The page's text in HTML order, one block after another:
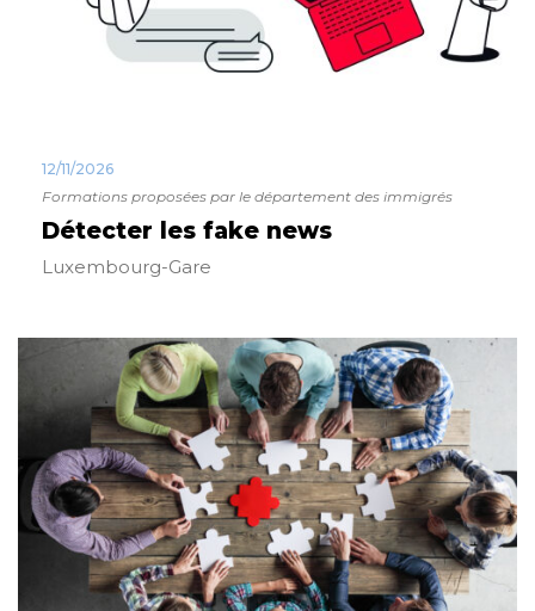
12/11/2026
Formations proposées par le département des immigrés
Détecter les fake news
Luxembourg-Gare